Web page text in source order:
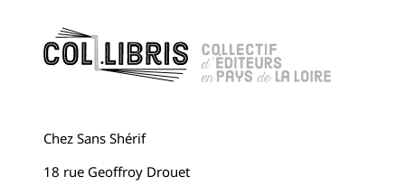
Chez Sans Shérif
18 rue Geoffroy Drouet